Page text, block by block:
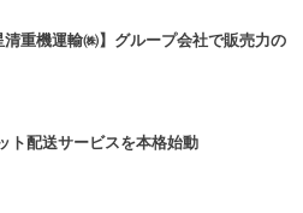
清重機運輸㈱】グループ会社で販売力の
ト配送サービスを本格始動